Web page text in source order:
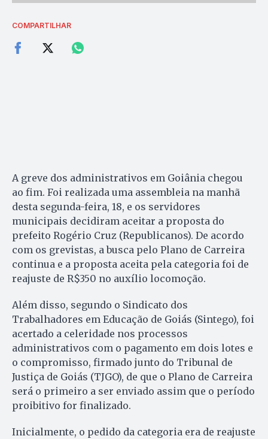
COMPARTILHAR
A greve dos administrativos em Goiânia chegou
ao fim. Foi realizada uma assembleia na manhã
desta segunda-feira, 18, e os servidores
municipais decidiram aceitar a proposta do
prefeito Rogério Cruz (Republicanos). De acordo
com os grevistas, a busca pelo Plano de Carreira
continua e a proposta aceita pela categoria foi de
reajuste de R$350 no auxílio locomoção.
Além disso, segundo o Sindicato dos
Trabalhadores em Educação de Goiás (Sintego), foi
acertado a celeridade nos processos
administrativos com o pagamento em dois lotes e
o compromisso, firmado junto do Tribunal de
Justiça de Goiás (TJGO), de que o Plano de Carreira
será o primeiro a ser enviado assim que o período
proibitivo for finalizado.
Inicialmente, o pedido da categoria era de reajuste